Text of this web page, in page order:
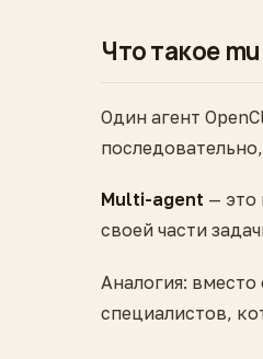
Что такое
Один агент
Multi-agent — это
своей части
Аналогия:
специалистов,